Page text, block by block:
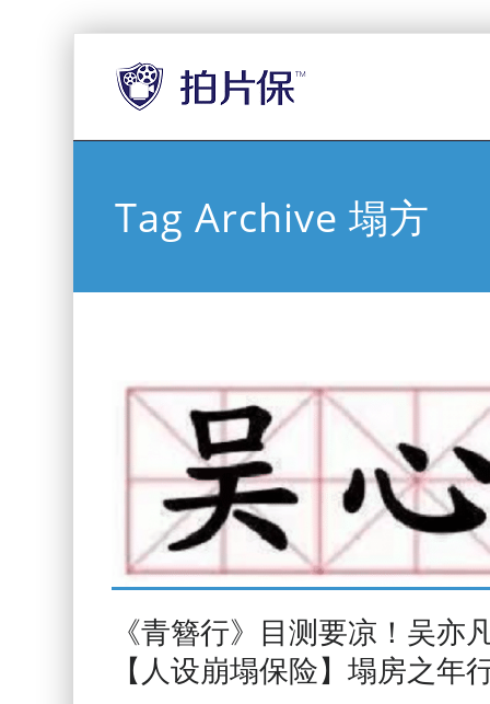
Tag Archive 塌方
《青簪行》目测要凉！吴
【人设崩塌保险】塌房之年